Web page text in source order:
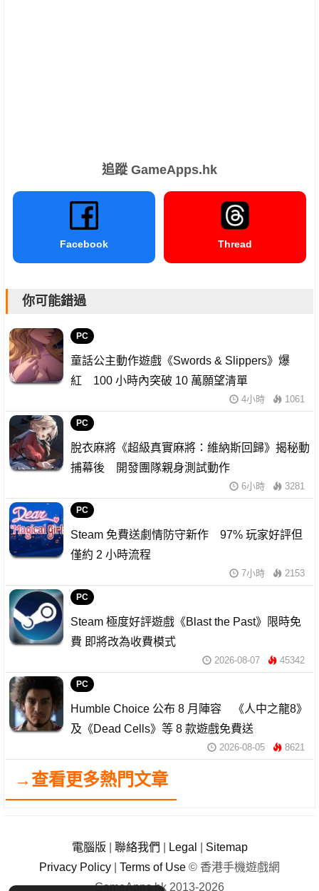
追蹤 GameApps.hk
Facebook Thread
你可能錯過
PC
童話公主動作遊戲《Swords & Slippers》爆
紅 100 小時內突破 10 萬願望清單
4小時 1061
PC
脫衣麻將《超級真實麻將：維納斯回歸》揭秘動
捕幕後 開發團隊親身測試動作
6小時 3281
PC
Steam 免費送劇情防守新作 97% 玩家好評但
僅約 2 小時流程
7小時 2153
PC
Steam 極度好評遊戲《Blast the Past》限時免
費 即將改為收費模式
2026-08-07 45342
PC
Humble Choice 公布 8 月陣容 《人中之龍8》
及《Dead Cells》等 8 款遊戲免費送
2026-08-05 8621
→查看更多熱門文章
電腦版 聯絡我們 Legal
Sitemap
Privacy Policy
Terms of Use © 香港手機遊戲網
GameApps.hk 2013-2026